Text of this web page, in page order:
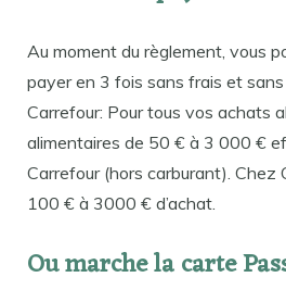
Au moment du règlement, vous
payer en 3 fois sans frais et
Carrefour: Pour tous vos achats
alimentaires de 50 € à 3 000 €
Carrefour (hors carburant). Chez
100 € à 3000 € d’achat.
Ou marche la carte